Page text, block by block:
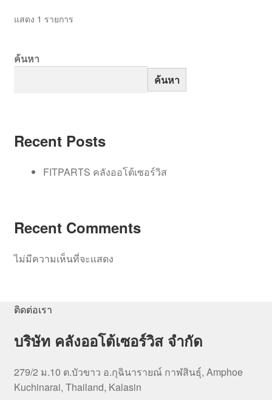
แสดง 1 รายการ
ค้นหา
ค้นหา
Recent Posts
FITPARTS คลังออโต้เซอร์วิส
Recent Comments
ไม่มีความเห็นที่จะแสดง
ติดต่อเรา
บริษัท คลังออโต้เซอร์วิส จำกัด
279/2 ม.10 ต.บัวขาว อ.กุฉินารายณ์ กาฬสินธุ์, Amphoe
Kuchinarai, Thailand, Kalasin